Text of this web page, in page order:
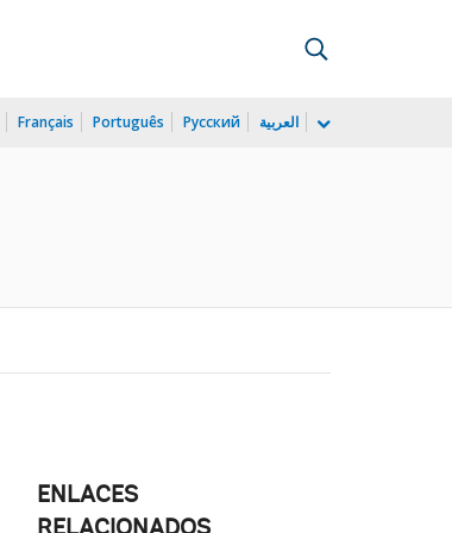
Français Português Русский العربية
ENLACES